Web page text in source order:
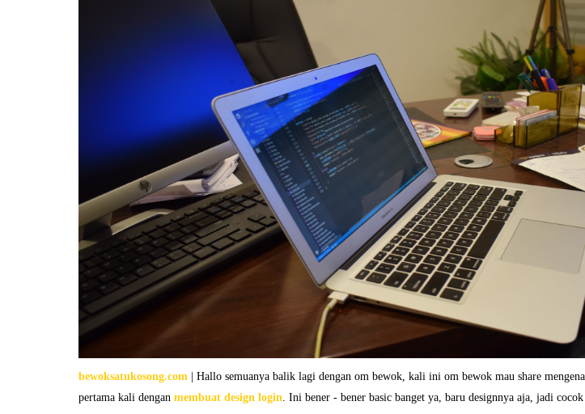
bewoksatukosong.com | Hallo semuanya balik lagi dengan om bewok, kali ini om bewok mau share
pertama kali dengan membuat design login . Ini bener - bener basic banget ya, baru designnya aja, jadi